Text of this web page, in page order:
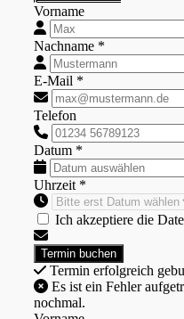
Vorname
Nachname *
E-Mail *
Telefon
Datum *
Uhrzeit *
Ich akzeptiere die
Termin erfolgreich
nochmal.